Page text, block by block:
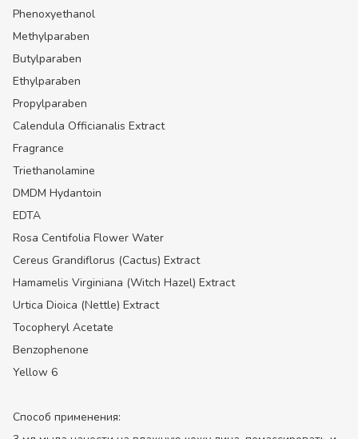
Phenoxyethanol
Methylparaben
Butylparaben
Ethylparaben
Propylparaben
Calendula Officianalis Extract
Fragrance
Triethanolamine
DMDM Hydantoin
EDTA
Rosa Centifolia Flower Water
Cereus Grandiflorus (Cactus) Extract
Hamamelis Virginiana (Witch Hazel) Extract
Urtica Dioica (Nettle) Extract
Tocopheryl Acetate
Benzophenone
Yellow 6
Способ применения: